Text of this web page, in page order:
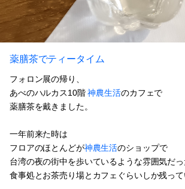
薬膳茶でティータイム
フォロン展の帰り、
あべのハルカス10階神農生活のカフェで
薬膳茶を戴きました。
一年前来た時は
フロアのほとんどが神農生活のショップで
台湾の夜の街中を歩いているような雰囲気だっ
食事処とお茶売り場とカフェぐらいしか残っ